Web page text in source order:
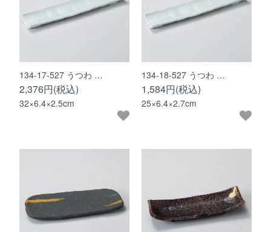
134-17-527 うつわ …
2,376円(税込)
32×6.4×2.5cm
134-18-527 うつわ …
1,584円(税込)
25×6.4×2.7cm